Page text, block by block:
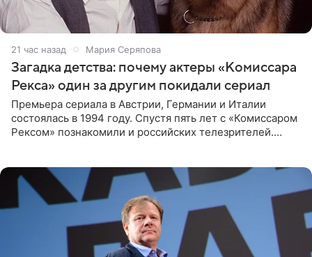
21 час назад Мария Серяпова
Загадка детства: почему актеры «Комиссара
Рекса» один за другим покидали сериал
Премьера сериала в Австрии, Германии и Италии
состоялась в 1994 году. Спустя пять лет с «Комиссаром
Рексом» познакомили и российских телезрителей.